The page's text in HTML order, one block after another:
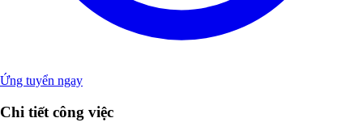
Ứng tuyển ngay
Chi tiết công việc